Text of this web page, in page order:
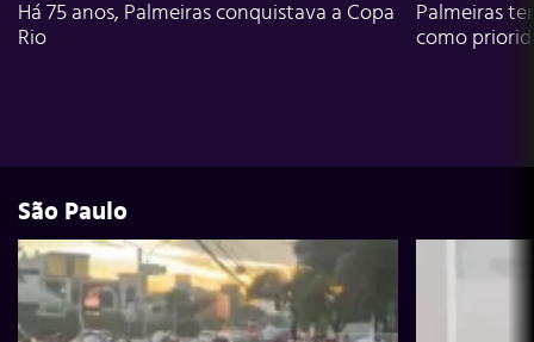
Há 75 anos, Palmeiras conquistava a Copa
Rio
Palmeiras
como
São Paulo